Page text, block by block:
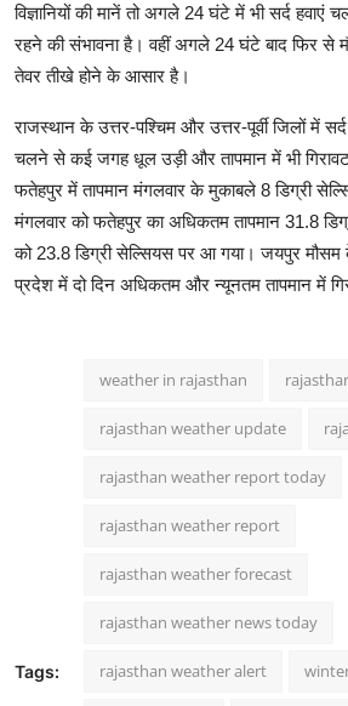
विज्ञानियों की मानें तो अगले 24 घंटे में भी सर्द हवाएं
रहने की संभावना है। वहीं अगले 24 घंटे बाद फिर से
तेवर तीखे होने के आसार है।
राजस्थान के उत्तर-पश्चिम और उत्तर-पूर्वी जिलों में
चलने से कई जगह धूल उड़ी और तापमान में भी
फतेहपुर में तापमान मंगलवार के मुकाबले 8 डिग्री
मंगलवार को फतेहपुर का अधिकतम तापमान 31.8
को 23.8 डिग्री सेल्सियस पर आ गया। जयपुर मौसम
प्रदेश में दो दिन अधिकतम और न्यूनतम तापमान में
Tags:
weather in rajasthan
rajasthan weather update
rajasthan weather report today
rajasthan weather report
rajasthan weather forecast
rajasthan weather news today
rajasthan weather alert